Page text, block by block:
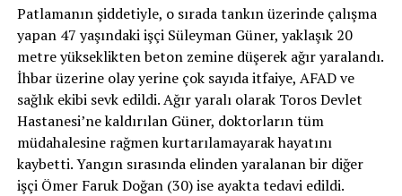
Patlamanın şiddetiyle, o sırada tankın üzerinde çalışma
yapan 47 yaşındaki işçi Süleyman Güner, yaklaşık 20
metre yükseklikten beton zemine düşerek ağır yaralandı.
İhbar üzerine olay yerine çok sayıda itfaiye, AFAD ve
sağlık ekibi sevk edildi. Ağır yaralı olarak Toros Devlet
Hastanesi’ne kaldırılan Güner, doktorların tüm
müdahalesine rağmen kurtarılamayarak hayatını
kaybetti. Yangın sırasında elinden yaralanan bir diğer
işçi Ömer Faruk Doğan (30) ise ayakta tedavi edildi.